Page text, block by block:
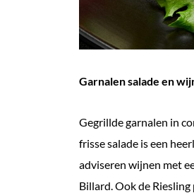
Garnalen salade en
Gegrillde garnalen in
frisse salade is een
adviseren wijnen met
Billard. Ook de